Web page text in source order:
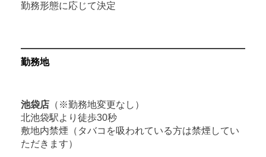
勤務形態に応じて決定
勤務地
池袋店 （※勤務地変更なし）
北池袋駅より徒歩30秒
敷地内禁煙（タバコを吸われている方は禁煙してい
ただきます）